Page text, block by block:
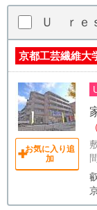
Ｕ ｒｅ
京都工芸繊維大
お気に入り追
加